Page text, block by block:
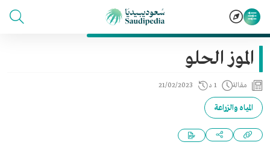
الموز الحلو
مقالة 1 د 21/02/2023
المياه والزراعة